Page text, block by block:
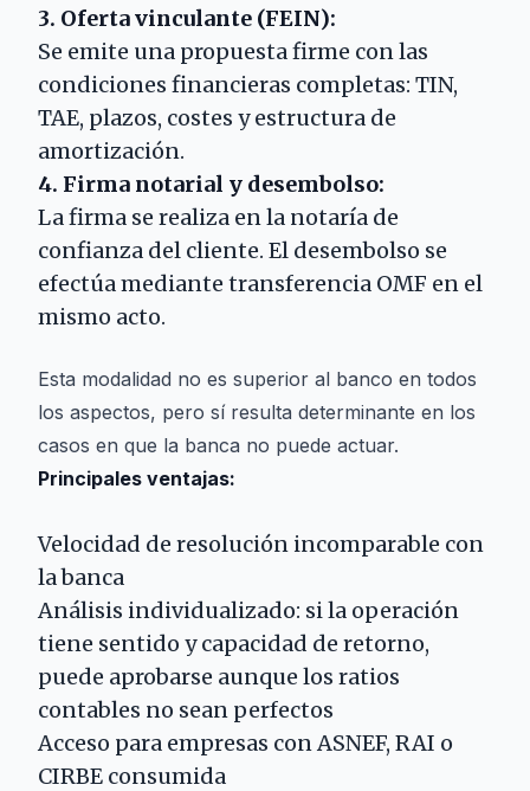
3. Oferta vinculante (FEIN):
Se emite una propuesta firme con las
condiciones financieras completas: TIN,
TAE, plazos, costes y estructura de
amortización.
4. Firma notarial y desembolso:
La firma se realiza en la notaría de
confianza del cliente. El desembolso se
efectúa mediante transferencia OMF en el
mismo acto.
Esta modalidad no es superior al banco en todos
los aspectos, pero sí resulta determinante en los
casos en que la banca no puede actuar.
Principales ventajas:
Velocidad de resolución incomparable con
la banca
Análisis individualizado: si la operación
tiene sentido y capacidad de retorno,
puede aprobarse aunque los ratios
contables no sean perfectos
Acceso para empresas con ASNEF, RAI o
CIRBE consumida